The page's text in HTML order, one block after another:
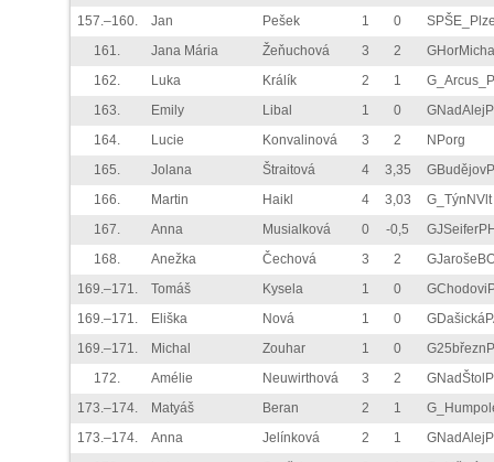
157.–160.
Jan Pešek 1 0
161.
Jana Mária Žeňuchová 3 2
162.
Luka Králík 2 1
163.
Emily Libal 1 0
164.
Lucie Konvalinová 3 2
NPorg
165.
Jolana Štraitová 4 3,35
166.
Martin Haikl 4 3,03
G_TýnNVlt
167.
Anna Musialková 0 -0,5
168.
Anežka Čechová 3 2
169.–171.
Tomáš Kysela 1 0
169.–171.
Eliška Nová 1 0
169.–171.
Michal Zouhar 1 0
172.
Amélie Neuwirthová 3 2
173.–174.
Matyáš Beran 2 1
173.–174.
Anna Jelínková 2 1